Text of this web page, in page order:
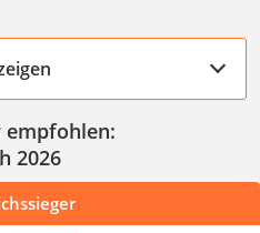
empfohlen:
2026